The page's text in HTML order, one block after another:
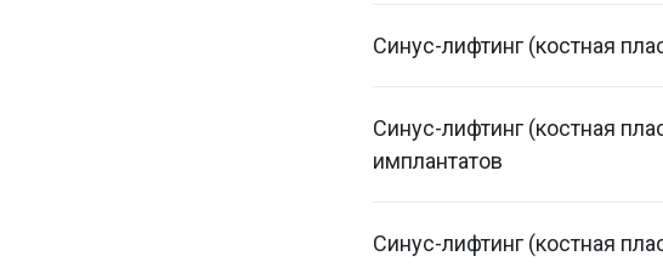
Синус-лифтинг (костная
Синус-лифтинг (костная
имплантатов
Синус-лифтинг (костная